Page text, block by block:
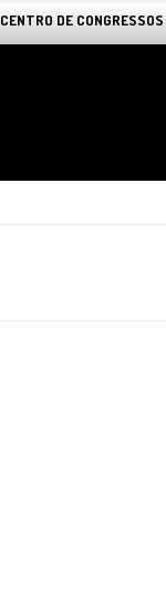
CENTRO DE CONGRESSOS